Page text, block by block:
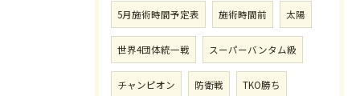
5月施術時間予定表 施術時間前 太陽
世界4団体統一戦 スーパーバンタム級
チャンピオン 防衛戦 TKO勝ち